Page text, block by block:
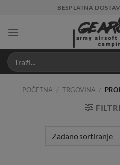
content
BESPLATNA
POČETNA / TRGOVINA /